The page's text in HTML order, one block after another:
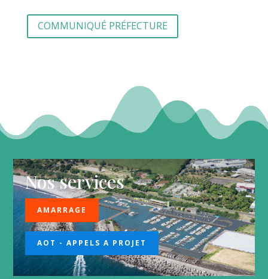
COMMUNIQUÉ PRÉFECTURE
Nos services
AMARRAGE
AOT - APPELS A PROJET